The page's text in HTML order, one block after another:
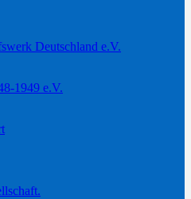
Deutschland e.V.
1949 e.V.